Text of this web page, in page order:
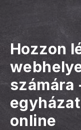
Hozzon
számára
online